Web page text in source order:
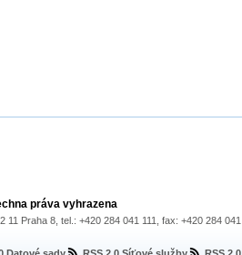
práva vyhrazena
11 Praha 8, tel.: +420 284 041 111, fax: +420 284